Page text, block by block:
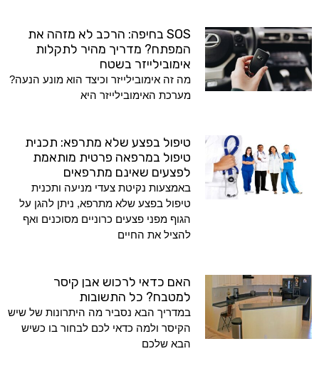
SOS בחיפה: הרכב לא מזהה את
המפתח? מדריך מהיר לתקלות
אימובילייזר בשטח
מה זה אימובילייזר וכיצד הוא מונע הנעה?
מערכת האימובילייזר היא
טיפול בפצע שלא מתרפא: תכנית
טיפול במרפאה פרטית מותאמת
לפצעים שאינם מתרפאים
באמצעות נקיטת צעדי מניעה ותכנית
טיפול בפצע שלא מתרפא, ניתן להגן על
הגוף מפני פצעים כרוניים מסוכנים ואף
להציל את החיים
האם כדאי לרכוש אבן קיסר
למטבח? כל התשובות
במדריך הבא נסביר מה היתרונות של שיש
הקיסר ולמה כדאי לכם לבחור בו כשיש
הבא שלכם